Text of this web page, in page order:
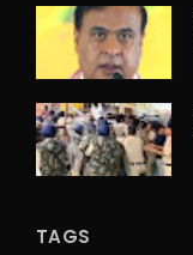
TAGS